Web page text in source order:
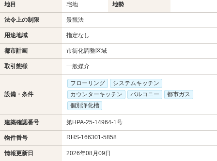
地目 宅地 地勢
法令上の制限 景観法
用途地域 指定なし
都市計画 市街化調整区域
取引態様 一般媒介
設備・条件
フローリング
システムキッチン
カウンターキッチン
バルコニー
都市ガス
個別浄化槽
建築確認番号 第HPA-25-14964-1号
物件番号 RHS-166301-5858
情報更新日 2026年08月09日